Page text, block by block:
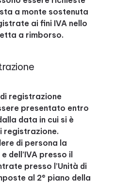
a monte sostenuta
ai fini IVA nello
a rimborso.
registrazione
presentato entro
data in cui si è
registrazione.
di persona la
dell’IVA presso il
presso l’Unità di
al 2° piano della